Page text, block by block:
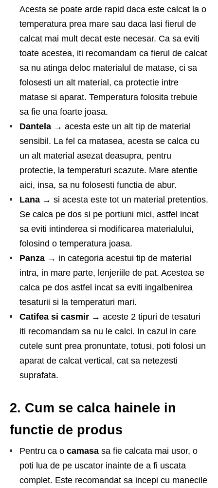
Acesta se poate arde rapid daca este calcat la o
temperatura prea mare sau daca lasi fierul de
calcat mai mult decat este necesar. Ca sa eviti
toate acestea, iti recomandam ca fierul de calcat
sa nu atinga deloc materialul de matase, ci sa
folosesti un alt material, ca protectie intre
matase si aparat. Temperatura folosita trebuie
sa fie una foarte joasa.
Dantela → acesta este un alt tip de material
sensibil. La fel ca matasea, acesta se calca cu
un alt material asezat deasupra, pentru
protectie, la temperaturi scazute. Mare atentie
aici, insa, sa nu folosesti functia de abur.
Lana → si acesta este tot un material pretentios.
Se calca pe dos si pe portiuni mici, astfel incat
sa eviti intinderea si modificarea materialului,
folosind o temperatura joasa.
Panza → in categoria acestui tip de material
intra, in mare parte, lenjeriile de pat. Acestea se
calca pe dos astfel incat sa eviti ingalbenirea
tesaturii si la temperaturi mari.
Catifea si casmir → aceste 2 tipuri de tesaturi
iti recomandam sa nu le calci. In cazul in care
cutele sunt prea pronuntate, totusi, poti folosi un
aparat de calcat vertical, cat sa netezesti
suprafata.
2. Cum se calca hainele in
functie de produs
Pentru ca o camasa sa fie calcata mai usor, o
poti lua de pe uscator inainte de a fi uscata
complet. Este recomandat sa incepi cu manecile